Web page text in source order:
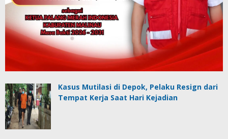
Kasus Mutilasi di Depok, Pelaku Resign dari
Tempat Kerja Saat Hari Kejadian